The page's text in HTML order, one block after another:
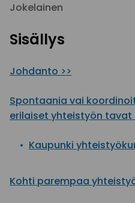
Jokelainen
Sisällys
Johdanto >>
Spontaania vai
erilaiset yhteistyön tavat
Kaupunki
Kohti parempaa